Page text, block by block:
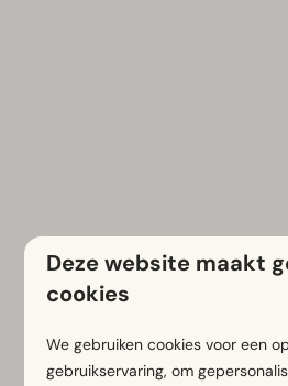
Neem contact met
Deze website maakt
cookies
We gebruiken cookies voor een
gebruikservaring, om